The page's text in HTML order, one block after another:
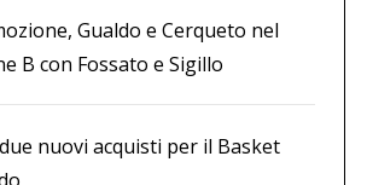
Gualdo e Cerqueto nel
B con Fossato e Sigillo
nuovi acquisti per il Basket